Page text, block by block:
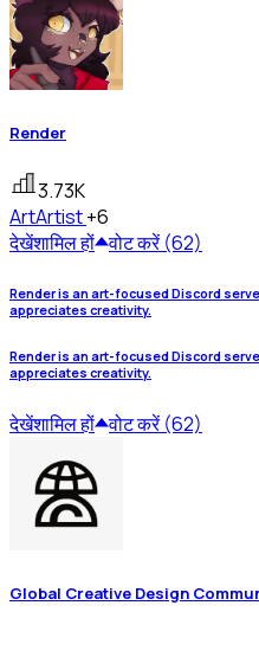
Render
3.73K
ArtArtist+6
देखेंशामिल हों वोट करें (62)
Render is an art-focused Discord
appreciates creativity.
Render is an art-focused Discord
appreciates creativity.
देखेंशामिल हों वोट करें (62)
Global Creative Design